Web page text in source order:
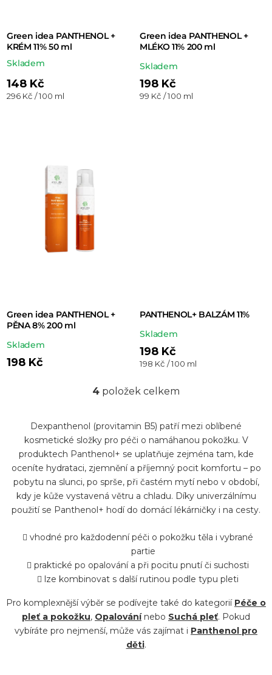
ů
Green idea PANTHENOL +
KRÉM 11% 50 ml
Skladem
148 Kč
Měrná
296 Kč / 100 ml
Green idea PANTHENOL +
MLÉKO 11% 200 ml
Průměrné
hodnocení
produktu
Skladem
198 Kč
Měrná
99 Kč / 100 ml
Green idea PANTHENOL +
PĚNA 8% 200 ml
Průměrné
hodnocení
hvězdiček.
Skladem
198 Kč
PANTHENOL+ BALZÁM 11%
Průměrné
hodnocení
produktu
hvězdiček.
Skladem
198 Kč
Měrná
198 Kč / 100 ml
O
l
á
d
a
c
í
p
r
v
k
y
v
ý
p
4 položek celkem
Dexpanthenol (provitamin B5) patří mezi oblíbené
kosmetické složky pro péči o namáhanou pokožku. V
produktech Panthenol+ se uplatňuje zejména tam, kde
oceníte hydrataci, zjemnění a příjemný pocit komfortu – po
pobytu na slunci, po sprše, při častém mytí nebo v období,
kdy je kůže vystavená větru a chladu. Díky univerzálnímu
použití se Panthenol+ hodí do domácí lékárničky i na cesty.
vhodné pro každodenní péči o pokožku těla i vybrané
partie
praktické po opalování a při pocitu pnutí či suchosti
lze kombinovat s další rutinou podle typu pleti
Pro komplexnější výběr se podívejte také do kategorií Péče o
pleť a pokožku, Opalovánínebo Suchá pleť. Pokud
vybíráte pro nejmenší, může vás zajímat i Panthenol pro
děti.